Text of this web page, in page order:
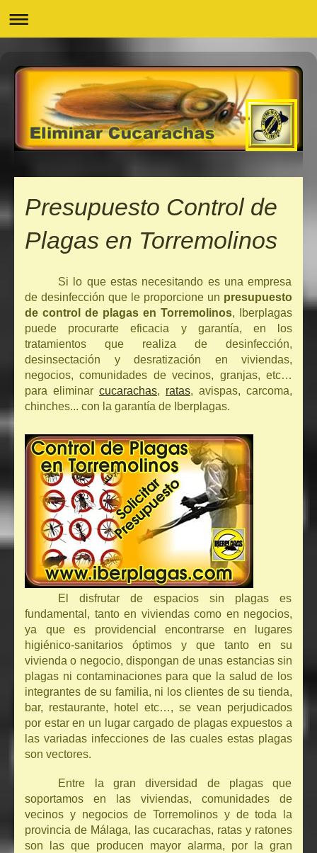
Presupuesto Control de
Plagas en Torremolinos
Si lo que estas necesitando es una empresa
de desinfección que le proporcione un presupuesto
de control de plagas en Torremolinos, Iberplagas
puede procurarte eficacia y garantía, en los
tratamientos que realiza de desinfección,
desinsectación y desratización en viviendas,
negocios, comunidades de vecinos, granjas, etc…
para eliminar cucarachas, ratas, avispas, carcoma,
chinches... con la garantía de Iberplagas.
El disfrutar de espacios sin plagas es
fundamental, tanto en viviendas como en negocios,
ya que es providencial encontrarse en lugares
higiénico-sanitarios óptimos y que tanto en su
vivienda o negocio, dispongan de unas estancias sin
plagas ni contaminaciones para que la salud de los
integrantes de su familia, ni los clientes de su tienda,
bar, restaurante, hotel etc…, se vean perjudicados
por estar en un lugar cargado de plagas expuestos a
las variadas infecciones de las cuales estas plagas
son vectores.
Entre la gran diversidad de plagas que
soportamos en las viviendas, comunidades de
vecinos y negocios de Torremolinos y de toda la
provincia de Málaga, las cucarachas, ratas y ratones
son las que producen mayor alarma, por la gran